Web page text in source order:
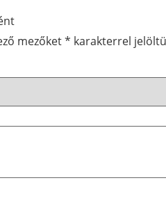
mezőket* karakterrel